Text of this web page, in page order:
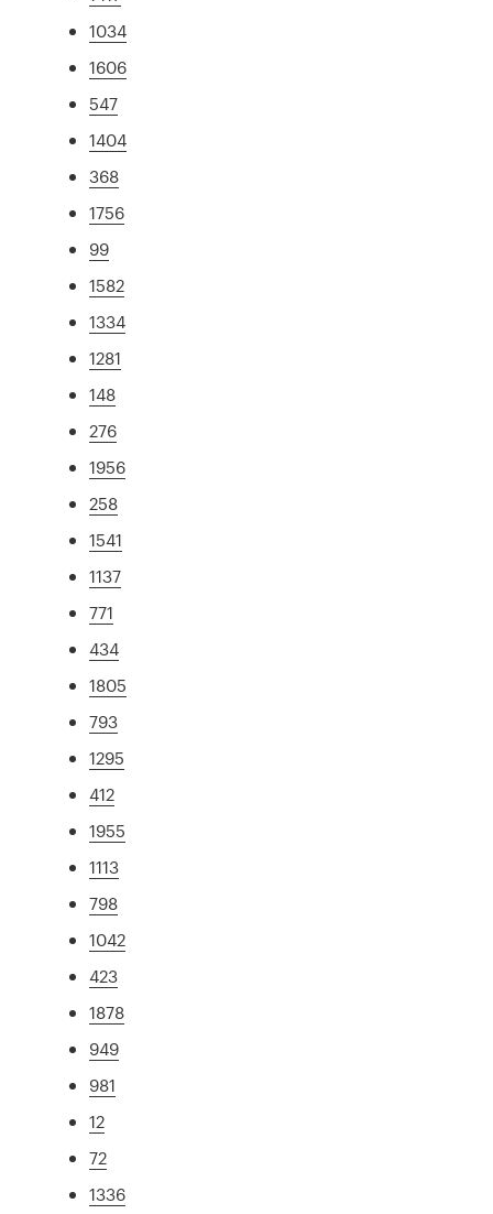
1034
1606
547
1404
368
1756
99
1582
1334
1281
148
276
1956
258
1541
1137
771
434
1805
793
1295
412
1955
1113
798
1042
423
1878
949
981
12
72
1336